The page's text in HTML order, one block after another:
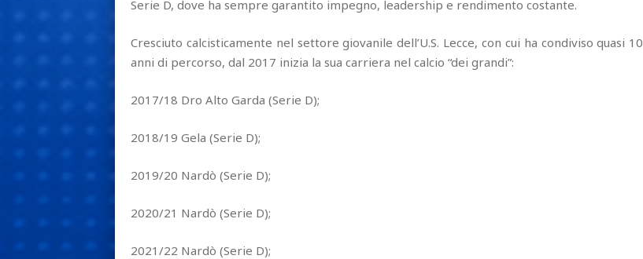
Serie D, dove ha sempre garantito impegno, leadership e rendimento costante.
Cresciuto calcisticamente nel settore giovanile dell’U.S. Lecce, con cui ha condiviso quasi 10
anni di percorso, dal 2017 inizia la sua carriera nel calcio “dei grandi”:
2017/18 Dro Alto Garda (Serie D);
2018/19 Gela (Serie D);
2019/20 Nardò (Serie D);
2020/21 Nardò (Serie D);
2021/22 Nardò (Serie D);